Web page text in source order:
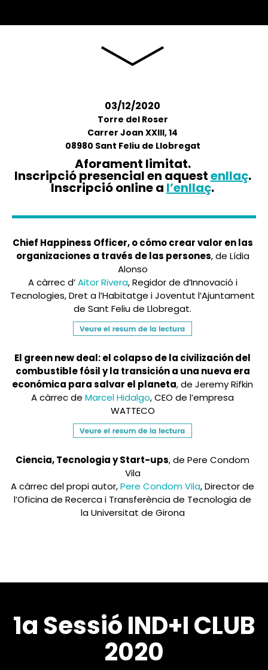
03/12/2020
Torre del Roser
Carrer Joan XXIII, 14
08980 Sant Feliu de Llobregat
Aforament limitat.
Inscripció presencial en aquestenllaç.
Inscripció online a l’enllaç.
Chief Happiness Officer, o cómo crear valor en las
organizaciones a través de las persones, de Lídia
Alonso
A càrrec d’Aitor Rivera, Regidor de d’Innovació i
Tecnologies, Dret a l’Habitatge i Joventut l’Ajuntament
de Sant Feliu de Llobregat.
El green new deal: el colapso de la civilización del
combustible fósil y la transición a una nueva era
económica para salvar el planeta, de Jeremy Rifkin
A càrrec de Marcel Hidalgo, CEO de l’empresa
WATTECO
Ciencia, Tecnologia y Start-ups, de Pere Condom
Vila
A càrrec del propi autor,Pere Condom Vila, Director de
l’Oficina de Recerca i Transferència de Tecnologia de
la Universitat de Girona
1a Sessió IND+I CLUB
2020